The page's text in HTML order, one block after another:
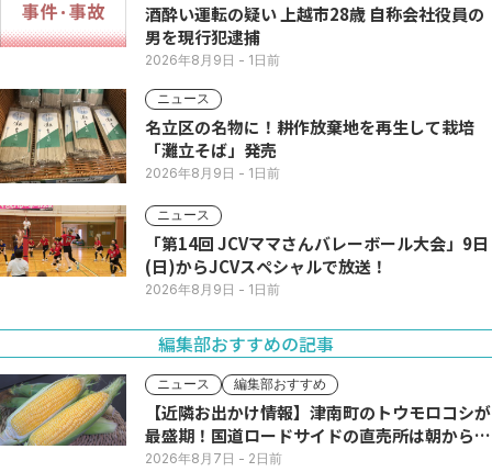
酒酔い運転の疑い 上越市28歳 自称会社役員の
男を現行犯逮捕
2026年8月9日 - 1日前
ニュース
名立区の名物に！耕作放棄地を再生して栽培
「灘立そば」発売
2026年8月9日 - 1日前
ニュース
「第14回 JCVママさんバレーボール大会」9日
(日)からJCVスペシャルで放送！
2026年8月9日 - 1日前
編集部おすすめの記事
ニュース 編集部おすすめ
【近隣お出かけ情報】津南町のトウモロコシが
最盛期！国道ロードサイドの直売所は朝から長
い列
2026年8月7日 - 2日前